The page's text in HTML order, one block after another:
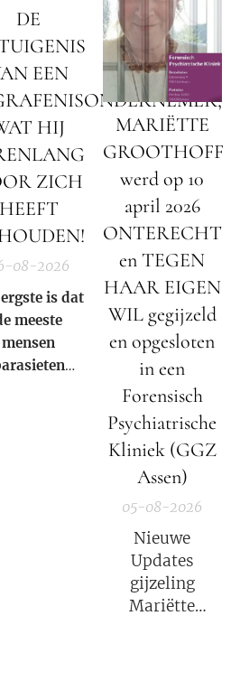
DE
EEN
HIJ
ZICH
HEEFT
08-2026
is dat
meeste
mensen
MARIËTTE
GROOTHOFF
werd op 10
april 2026
ONTERECHT
en TEGEN
HAAR EIGEN
WIL gegijzeld
en opgesloten
in een
Forensisch
Psychiatrische
Kliniek (GGZ
Assen)
05-08-2026
Nieuwe
Updates
gijzeling
Mariëtte